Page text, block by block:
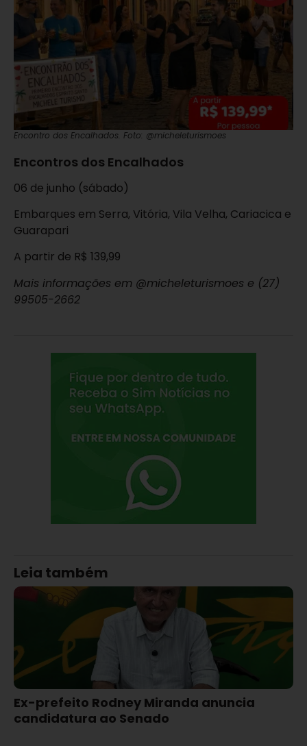
Encontro dos Encalhados. Foto: @micheleturismoes
Encontros dos Encalhados
06 de junho (sábado)
Embarques em Serra, Vitória, Vila Velha, Cariacica e
Guarapari
A partir de R$ 139,99
Mais informações em @micheleturismoes e (27)
99505-2662
Leia também
Ex-prefeito Rodney Miranda anuncia
candidatura ao Senado